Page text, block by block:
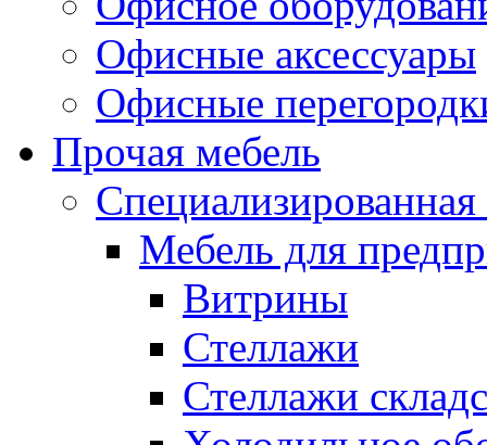
Офисные аксессуары
Офисные
Прочая мебель
Специализированная
Мебель для
Витрины
Стеллажи
Стеллажи